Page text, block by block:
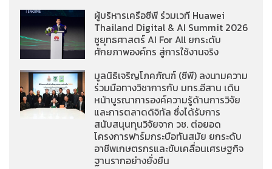
ผู้บริหารเครือซีพี ร่วมเวที Huawei
Thailand Digital & AI Summit 2026
ชูยุทธศาสตร์ AI For All ยกระดับ
ศักยภาพองค์กร สู่การใช้งานจริง
มูลนิธิเจริญโภคภัณฑ์ (ซีพี) ลงนามความ
ร่วมมือทางวิชาการกับ มทร.อีสาน เดิน
หน้าบูรณาการองค์ความรู้ด้านการวิจัย
และการตลาดดิจิทัล ซึ่งได้รับการ
สนับสนุนทุนวิจัยจาก วช. ต่อยอด
โครงการฟาร์มกระบือทันสมัย ยกระดับ
อาชีพเกษตรกรและขับเคลื่อนเศรษฐกิจ
ฐานรากอย่างยั่งยืน